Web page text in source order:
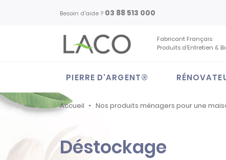
Besoin d'aide ? 03 88 513 000
Fabricant Français
Produits d’Entretien &
PIERRE D'ARGENT®
Accueil Nos produits ménagers pour une
Déstockage